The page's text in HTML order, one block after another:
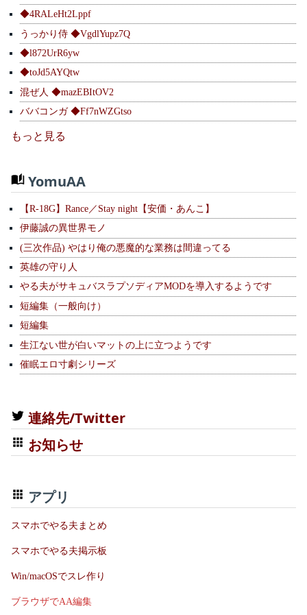
◆4RALeHt2Lppf
うっかり侍 ◆VgdlYupz7Q
◆l872UrR6yw
◆toJd5AYQtw
混ぜ人 ◆mazEBItOV2
ババコンガ ◆Ff7nWZGtso
もっと見る
YomuAA
【R-18G】Rance／Stay night【安価・あんこ】
伊藤誠の異世界モノ
(三次作品) やはり俺の悪魔的な業務は間違ってる
英雄の守り人
やる夫がサキュバスラプソディアMODを導入するようです
短編集（一般向け）
短編集
生江ない世が白いマットの上に立つようです
催眠エロ寸劇シリーズ
連絡先/Twitter
お知らせ
アプリ
スマホでやる夫まとめ
スマホでやる夫掲示板
Win/macOSでスレ作り
ブラウザでAA編集